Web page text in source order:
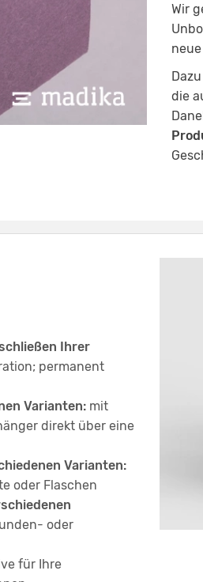
Wir
die
Ihrer
permanent
Varianten: mit
direkt über eine
Varianten:
oder Flaschen
oder
für Ihre